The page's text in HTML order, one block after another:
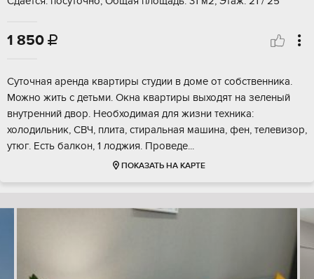
1 850 
Суточная аренда квартиры студии в доме от собственника.
Можно жить с детьми. Окна квартиры выходят на зеленый
внутренний двор. Необходимая для жизни техника:
холодильник, СВЧ, плита, стиральная машина, фен, телевизор,
утюг. Есть балкон, 1 лоджия. Проведе...
ПОКАЗАТЬ НА КАРТЕ